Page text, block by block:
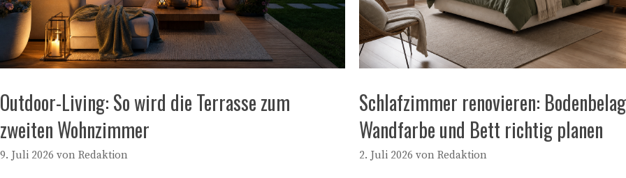
Outdoor-Living: So wird die Terrasse zum
zweiten Wohnzimmer
9. Juli 2026 von Redaktion
Schlafzimmer renovieren:
Wandfarbe und Bett richtig planen
2. Juli 2026 von Redaktion